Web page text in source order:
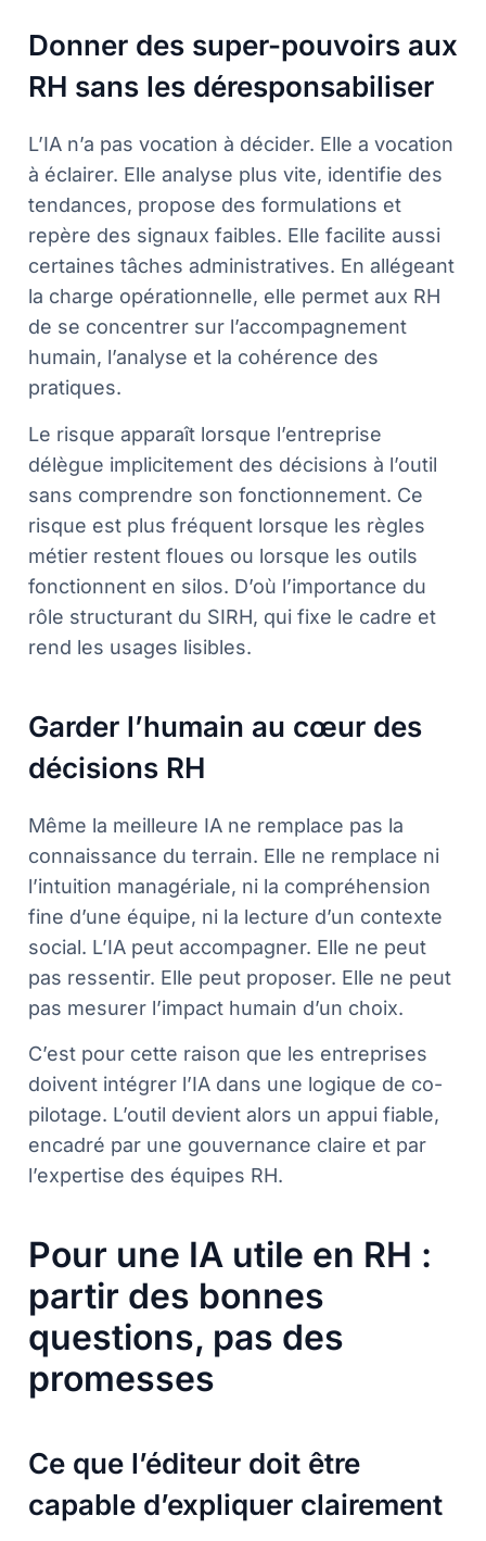
Donner des super-pouvoirs aux
RH sans les déresponsabiliser
L’IA n’a pas vocation à décider. Elle a vocation
à éclairer. Elle analyse plus vite, identifie des
tendances, propose des formulations et
repère des signaux faibles. Elle facilite aussi
certaines tâches administratives. En allégeant
la charge opérationnelle, elle permet aux RH
de se concentrer sur l’accompagnement
humain, l’analyse et la cohérence des
pratiques.
Le risque apparaît lorsque l’entreprise
délègue implicitement des décisions à l’outil
sans comprendre son fonctionnement. Ce
risque est plus fréquent lorsque les règles
métier restent floues ou lorsque les outils
fonctionnent en silos. D’où l’importance du
rôle structurant du SIRH, qui fixe le cadre et
rend les usages lisibles.
Garder l’humain au cœur des
décisions RH
Même la meilleure IA ne remplace pas la
connaissance du terrain. Elle ne remplace ni
l’intuition managériale, ni la compréhension
fine d’une équipe, ni la lecture d’un contexte
social. L’IA peut accompagner. Elle ne peut
pas ressentir. Elle peut proposer. Elle ne peut
pas mesurer l’impact humain d’un choix.
C’est pour cette raison que les entreprises
doivent intégrer l’IA dans une logique de co-
pilotage. L’outil devient alors un appui fiable,
encadré par une gouvernance claire et par
l’expertise des équipes RH.
Pour une IA utile en RH :
partir des bonnes
questions, pas des
promesses
Ce que l’éditeur doit être
capable d’expliquer clairement